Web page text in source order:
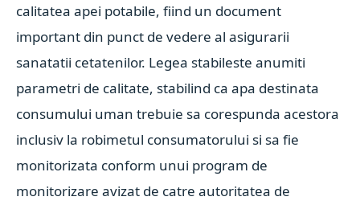
calitatea apei potabile, fiind un document
important din punct de vedere al asigurarii
sanatatii cetatenilor. Legea stabileste anumiti
parametri de calitate, stabilind ca apa destinata
consumului uman trebuie sa corespunda acestora
inclusiv la robimetul consumatorului si sa fie
monitorizata conform unui program de
monitorizare avizat de catre autoritatea de